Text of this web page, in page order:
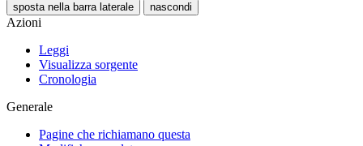
sposta nella barra laterale nascondi
Azioni
Leggi
Visualizza sorgente
Cronologia
Generale
Pagine che richiamano questa